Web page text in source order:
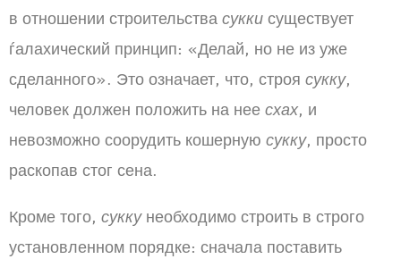
в отношении строительства сукки существует
ѓалахический принцип: «Делай, но не из уже
сделанного». Это означает, что, строя сукку,
человек должен положить на нее схах, и
невозможно соорудить кошерную сукку, просто
раскопав стог сена.
Кроме того, суккунеобходимо строить в строго
установленном порядке: сначала поставить